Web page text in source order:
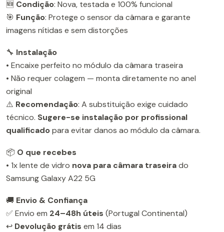
🆕 Condição: Nova, testada e 100% funcional
🎯 Função: Protege o sensor da câmara e garante
imagens nítidas e sem distorções
🔧 Instalação
• Encaixe perfeito no módulo da câmara traseira
• Não requer colagem — monta diretamente no anel
original
⚠️ Recomendação: A substituição exige cuidado
técnico. Sugere-se instalação por profissional
qualificadopara evitar danos ao módulo da câmara.
📦 O que recebes
• 1x lente de vidro nova para câmara traseirado
Samsung Galaxy A22 5G
🚚 Envio & Confiança
✅ Envio em 24–48h úteis (Portugal Continental)
↩️ Devolução grátis em 14 dias